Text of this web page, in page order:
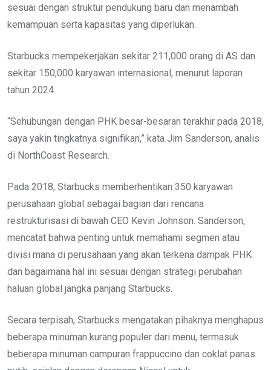
sesuai dengan struktur pendukung baru dan menambah
kemampuan serta kapasitas yang diperlukan.
Starbucks mempekerjakan sekitar 211,000 orang di AS dan
sekitar 150,000 karyawan internasional, menurut laporan
tahun 2024.
“Sehubungan dengan PHK besar-besaran terakhir pada 2018,
saya yakin tingkatnya signifikan,” kata Jim Sanderson, analis
di NorthCoast Research.
Pada 2018, Starbucks memberhentikan 350 karyawan
perusahaan global sebagai bagian dari rencana
restrukturisasi di bawah CEO Kevin Johnson. Sanderson,
mencatat bahwa penting untuk memahami segmen atau
divisi mana di perusahaan yang akan terkena dampak PHK
dan bagaimana hal ini sesuai dengan strategi perubahan
haluan global jangka panjang Starbucks.
Secara terpisah, Starbucks mengatakan pihaknya menghapus
beberapa minuman kurang populer dari menu, termasuk
beberapa minuman campuran frappuccino dan coklat panas